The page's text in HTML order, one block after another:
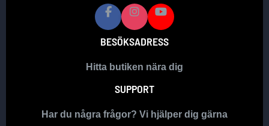
BESÖKSADRESS
Hitta butiken nära dig
SUPPORT
Har du några frågor? Vi hjälper dig gärna